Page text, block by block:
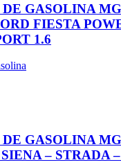
GASOLINA
FIESTA
1.6
GASOLINA
– STRADA